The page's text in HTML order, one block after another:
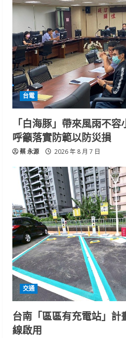
台電
「白海豚」帶來風雨不
呼籲落實防範以防災損
蔡 永源 2026 年 8 月 7 日
交通
台南「區區有充電站」
線啟用